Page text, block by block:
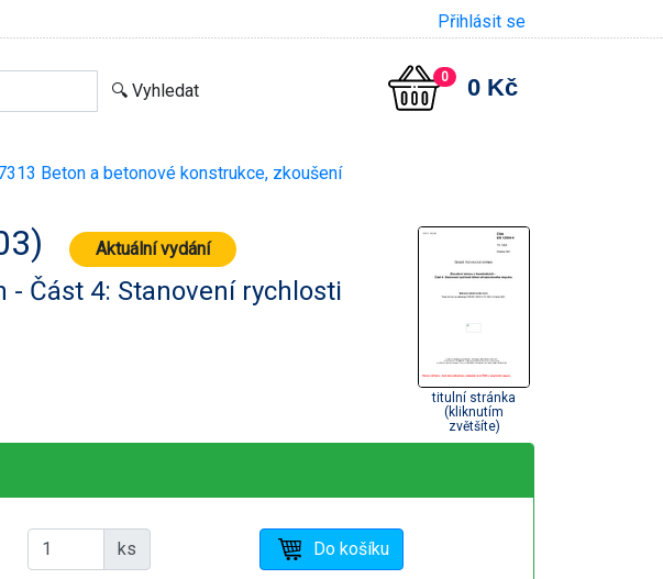
Přihlásit se
0 0 Kč
Beton a betonové konstrukce, zkoušení
Aktuální vydání
Část 4: Stanovení rychlosti
titulní stránka
(kliknutím
zvětšíte)
ks